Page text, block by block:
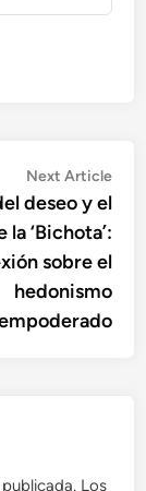
Next Article
deseo y el
‘Bichota’:
sobre el
hedonismo
Los